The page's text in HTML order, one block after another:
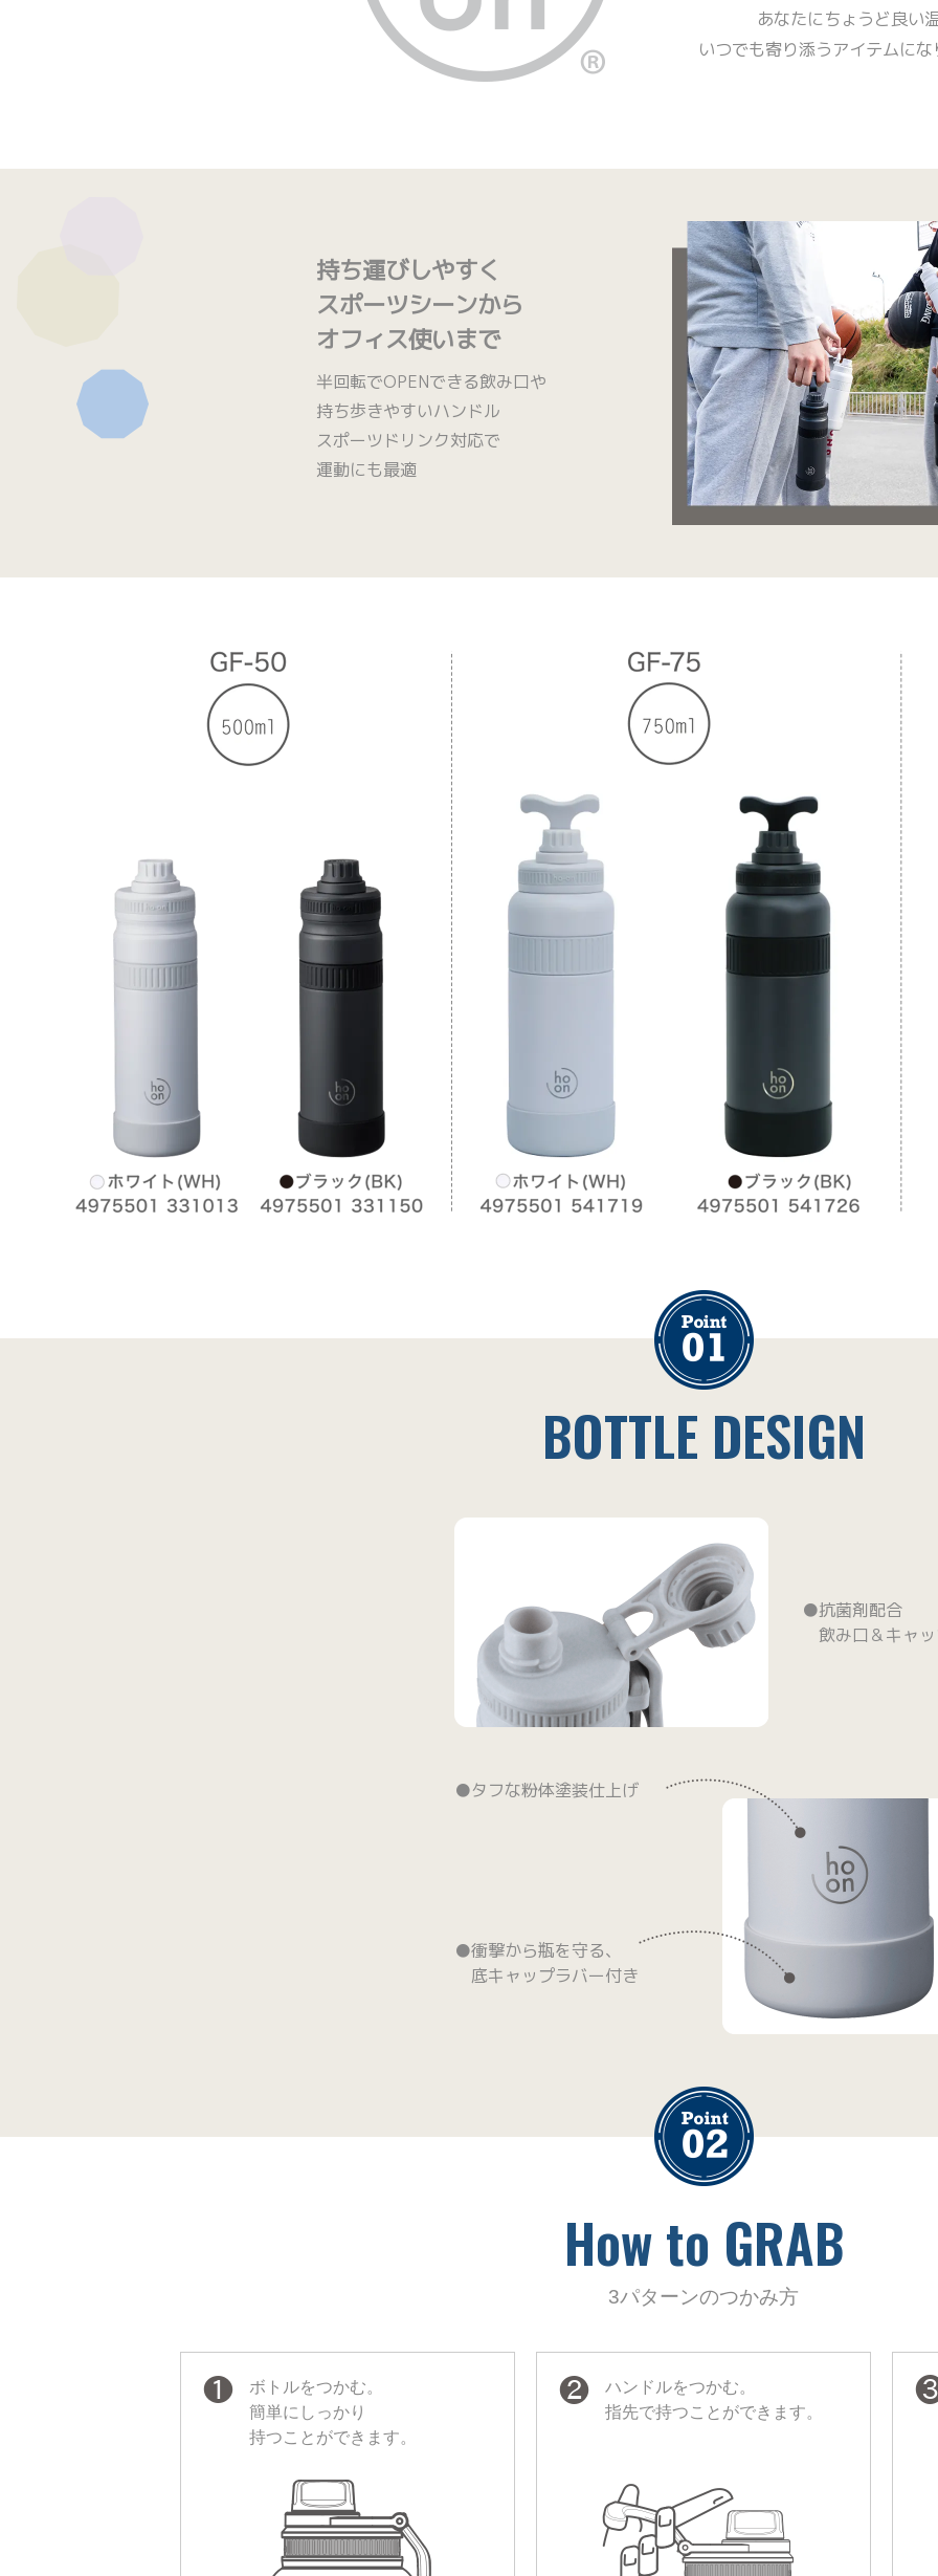
あなたにちょうど良い
いつでも寄り添うアイテムに
持ち運びしやすく
スポーツシーンから
オフィス使いまで
半回転でOPENできる飲み口や
持ち歩きやすいハンドル
スポーツドリンク対応で
運動にも最適
BOTTLE DESIGN
●抗菌剤配合
飲み口＆キャ
●タフな粉体塗装仕上げ
●衝撃から瓶を守る、
底キャップラバー付き
How to GRAB
3パターンのつかみ方
❶
ボトルをつかむ。
簡単にしっかり
持つことができます。
❷
ハンドルをつかむ。
指先で持つことができます。